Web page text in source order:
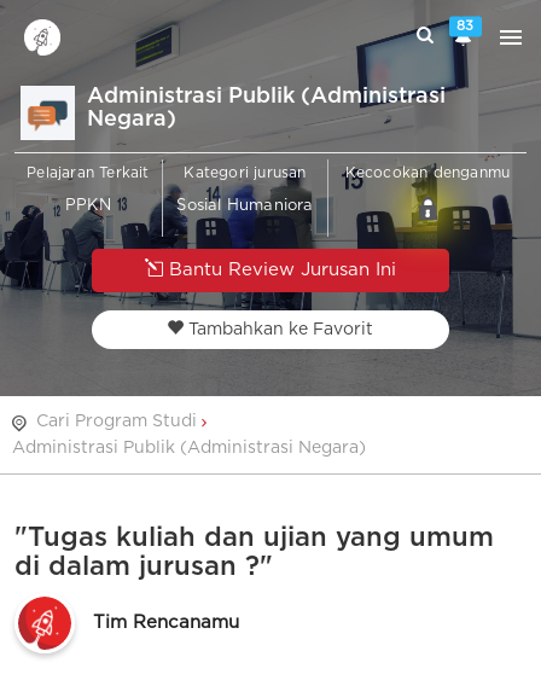
83
Administrasi Publik (Administrasi
Negara)
Pelajaran Terkait
PPKN
Kategori jurusan
Sosial Humaniora
Kecocokan denganmu
Bantu Review Jurusan Ini
Tambahkan ke Favorit
Cari Program Studi
Administrasi Publik (Administrasi Negara)
"Tugas kuliah dan ujian yang umum
di dalam jurusan ?"
Tim Rencanamu